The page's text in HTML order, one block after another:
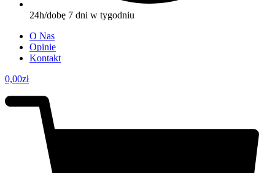
24h/dobę 7 dni w tygodniu
O Nas
Opinie
Kontakt
0,00zł